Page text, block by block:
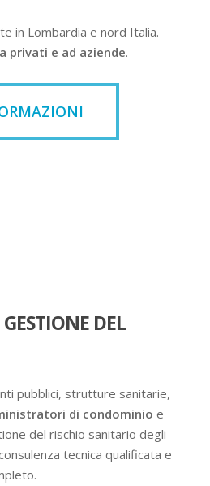
in Lombardia e nord Italia.
privati e ad aziende.
DEL
pubblici, strutture sanitarie,
di condominio e
del rischio sanitario degli
tecnica qualificata e